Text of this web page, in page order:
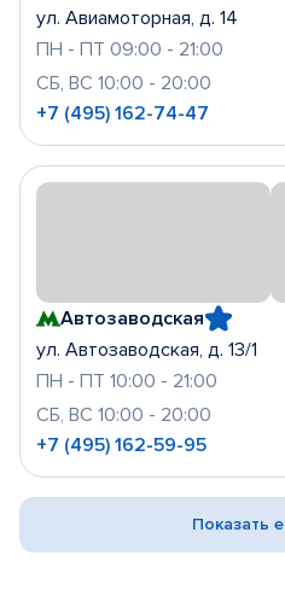
ул. Авиамоторная, д. 14
ПН - ПТ 09:00 - 21:00
СБ, ВС 10:00 - 20:00
+7 (495) 162-74-47
Автозаводская
ул. Автозаводская, д. 13/1
ПН - ПТ 10:00 - 21:00
СБ, ВС 10:00 - 20:00
+7 (495) 162-59-95
Показать